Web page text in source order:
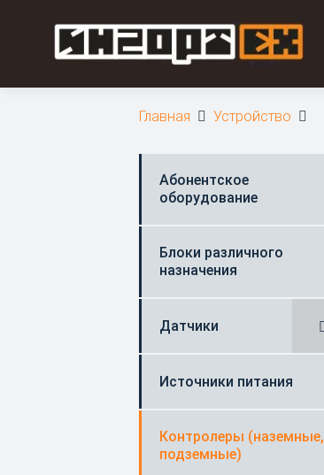
Главная Устройство
Абонентское
оборудование
Блоки различного
назначения
Датчики
Источники питания
Контролеры (наземные,
подземные)